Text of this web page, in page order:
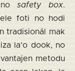
nosafety box.
foti no hodi
tradisionál mak
la’o dook, no
metodu